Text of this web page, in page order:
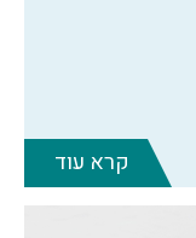
קרא עוד